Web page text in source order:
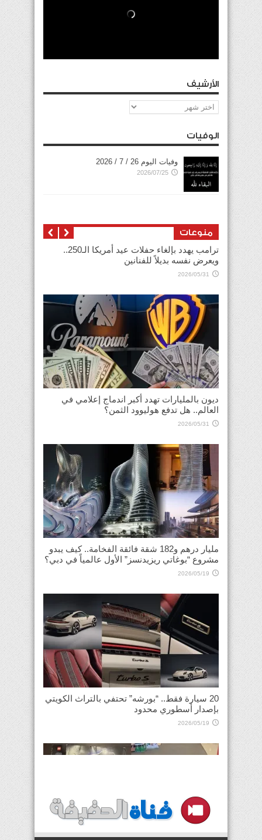
الأرشيف
الأرشيف
الوفيات
وفيات اليوم 26 / 7 / 2026
2026/07/25
منوعات
ترامب يهدد بإلغاء حفلات عيد أمريكا الـ250..
ويعرض نفسه بديلاً للفنانين
2026/05/31
ديون بالمليارات تهدد أكبر اندماج إعلامي في
العالم.. هل تدفع هوليوود الثمن؟
2026/05/31
مليار درهم و182 شقة فائقة الفخامة.. كيف يبدو
مشروع “بوغاتي ريزيدنسز” الأول عالمياً في دبي؟
2026/05/19
20 سيارة فقط.. “بورشه” تحتفي بالتراث الكويتي
بإصدار أسطوري محدود
2026/05/19